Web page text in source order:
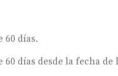
60 días.
días desde la fecha